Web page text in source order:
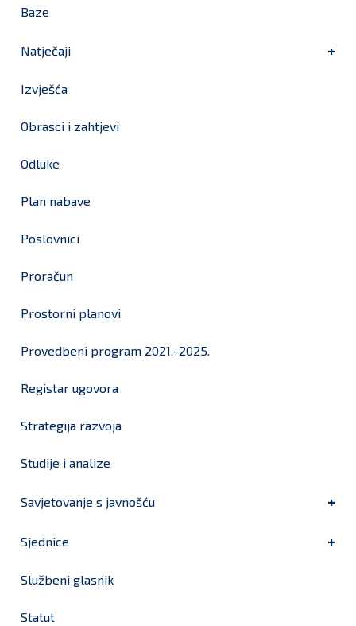
Baze
Natječaji
Izvješća
Obrasci i zahtjevi
Odluke
Plan nabave
Poslovnici
Proračun
Prostorni planovi
Provedbeni program 2021.-2025.
Registar ugovora
Strategija razvoja
Studije i analize
Savjetovanje s javnošću
Sjednice
Službeni glasnik
Statut